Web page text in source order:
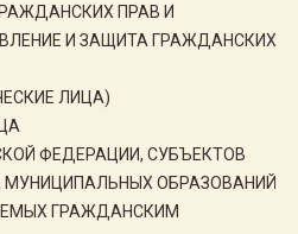
ПРАВ И
И ЗАЩИТА ГРАЖДАНСКИХ
ЛИЦА)
ФЕДЕРАЦИИ, СУБЪЕКТОВ
МУНИЦИПАЛЬНЫХ ОБРАЗОВАНИЙ
ГРАЖДАНСКИМ